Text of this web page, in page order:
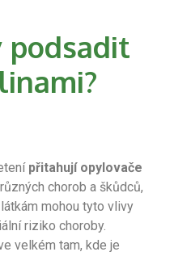
podsadit
přitahují opylovače
různých chorob a škůdců,
mohou tyto vlivy
riziko choroby.
velkém tam, kde je